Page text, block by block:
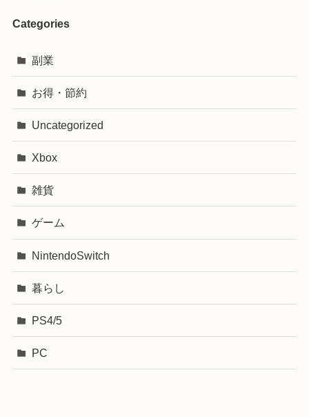
Categories
副業
お得・節約
Uncategorized
Xbox
雑貨
ゲーム
NintendoSwitch
暮らし
PS4/5
PC